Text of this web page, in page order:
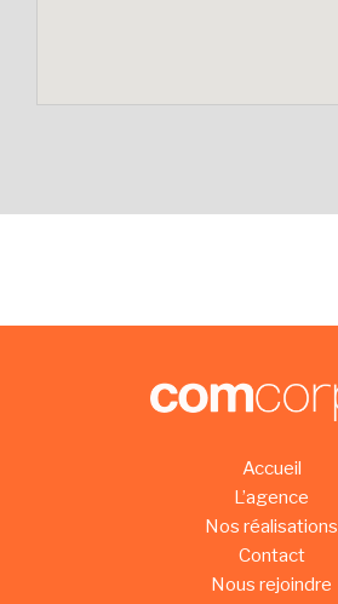
Accueil
L’agence
Nos réalisations
Contact
Nous rejoindre